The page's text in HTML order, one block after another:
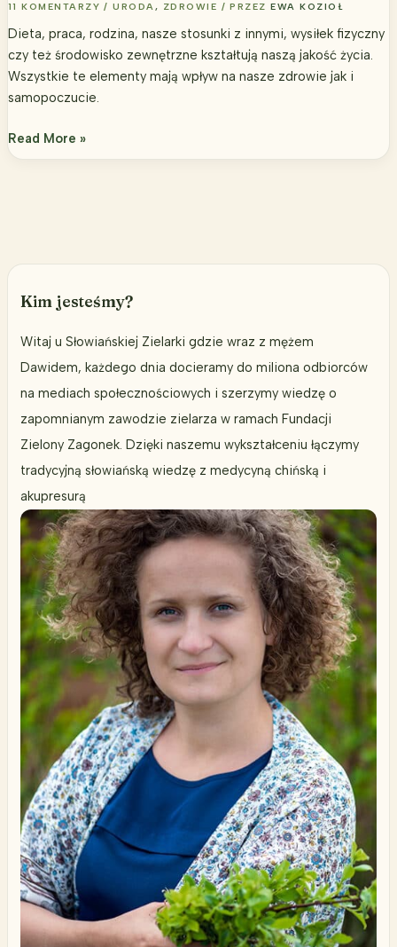
11 KOMENTARZY /URODA, ZDROWIE / PRZEZEWA KOZIOŁ
Dieta, praca, rodzina, nasze stosunki z innymi, wysiłek fizyczny
czy też środowisko zewnętrzne kształtują naszą jakość życia.
Wszystkie te elementy mają wpływ na nasze zdrowie jak i
samopoczucie.
Plan
Read More »
Kim jesteśmy?
Witaj u Słowiańskiej Zielarki gdzie wraz z mężem
Dawidem, każdego dnia docieramy do miliona odbiorców
na mediach społecznościowych i szerzymy wiedzę o
zapomnianym zawodzie zielarza w ramach Fundacji
Zielony Zagonek. Dzięki naszemu wykształceniu łączymy
tradycyjną słowiańską wiedzę z medycyną chińską i
akupresurą